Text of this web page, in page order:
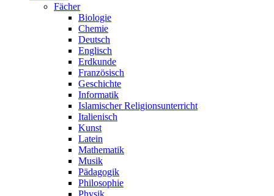
Fächer
Biologie
Chemie
Deutsch
Englisch
Erdkunde
Französisch
Geschichte
Informatik
Islamischer Religionsunterricht
Italienisch
Kunst
Latein
Mathematik
Musik
Pädagogik
Philosophie
Physik